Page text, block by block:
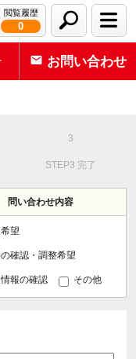
閲覧履歴
0
お問い合わせ
STEP3 完了
問い合わせ内容
望
確認・調整希望
報の確認 その他